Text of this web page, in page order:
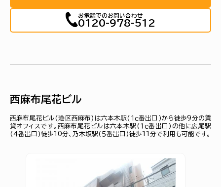
お電話でのお問い合わせ
0120-978-512
西麻布尾花ビル
西麻布尾花ビル(港区西麻布)は六本木駅(１ｃ番出口)から徒歩9分の賃
貸オフィスです。西麻布尾花ビルは六本木駅(１ｃ番出口)の他に広尾駅
(４番出口)徒歩10分、乃木坂駅(５番出口)徒歩11分で利用も可能です。